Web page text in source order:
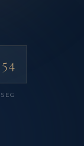
54
SEG